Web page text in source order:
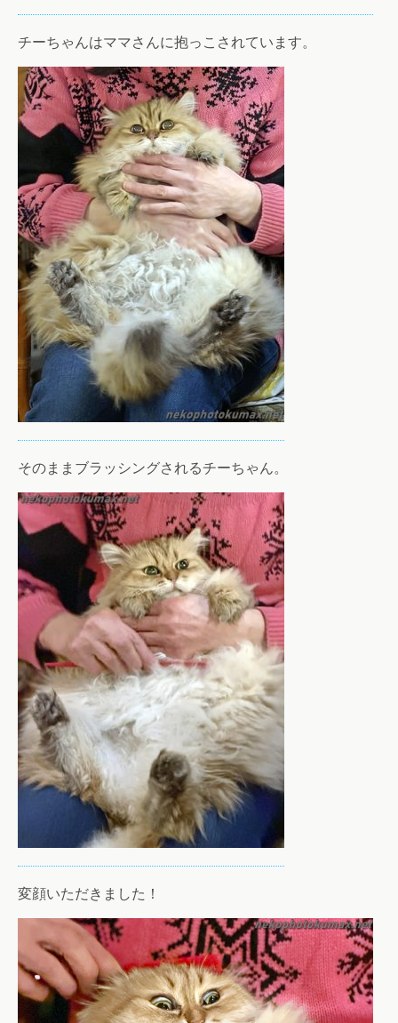
チーちゃんはママさんに抱っこされています。
そのままブラッシングされるチーちゃん。
変顔いただきました！